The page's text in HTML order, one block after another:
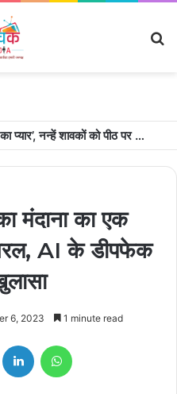
बारनवापारा अभ्यारण्य में दिखा ‘मां का प्यार’, नन्हें शावकों को पीठ पर बैठाकर घूमती दिखी मादा भालू
मंदाना का एक
AI के डीपफेक
6, 2023 1 minute read
Twitter LinkedIn